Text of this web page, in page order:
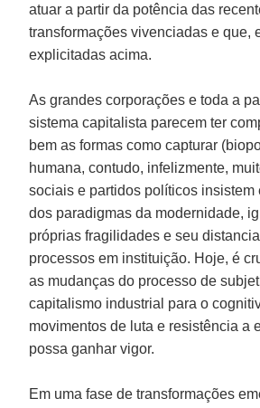
atuar a partir da potência das
transformações vivenciadas e que,
explicitadas acima.
As grandes corporações e toda a
sistema capitalista parecem ter
bem as formas como capturar
humana, contudo, infelizmente,
sociais e partidos políticos insistem
dos paradigmas da modernidade,
próprias fragilidades e seu
processos em instituição. Hoje, é
as mudanças do processo de
capitalismo industrial para o
movimentos de luta e resistência a
possa ganhar vigor.
Em uma fase de transformações